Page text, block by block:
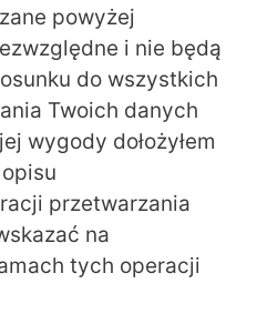
powyżej
i nie będą
do wszystkich
Twoich danych
wygody dołożyłem
przetwarzania
na
tych operacji